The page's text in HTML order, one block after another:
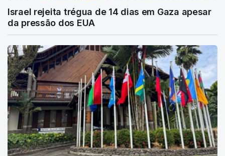
Israel rejeita trégua de 14 dias em Gaza apesar
da pressão dos EUA